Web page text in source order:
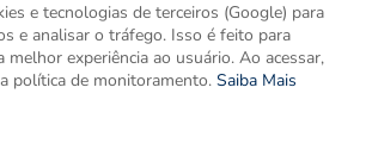
e tecnologias de terceiros (Google) para
e analisar o tráfego. Isso é feito para
melhor experiência ao usuário. Ao acessar,
política de monitoramento. Saiba Mais